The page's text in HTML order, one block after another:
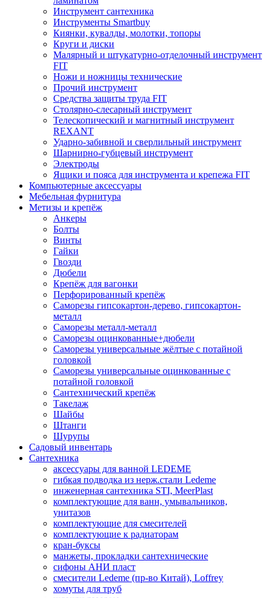
Инструмент сантехника
Инструменты Smartbuy
Киянки, кувалды, молотки, топоры
Круги и диски
Малярный и штукатурно-отделочный инструмент
FIT
Ножи и ножницы технические
Прочий инструмент
Средства защиты труда FIT
Столярно-слесарный инструмент
Телескопический и магнитный инструмент
REXANT
Ударно-забивной и сверлильный инструмент
Шарнирно-губцевый инструмент
Электроды
Ящики и пояса для инструмента и крепежа FIT
Компьютерные аксессуары
Мебельная фурнитура
Метизы и крепёж
Анкеры
Болты
Винты
Гайки
Гвозди
Дюбели
Крепёж для вагонки
Перфорированный крепёж
Саморезы гипсокартон-дерево, гипсокартон-
металл
Саморезы металл-металл
Саморезы оцинкованные+дюбели
Саморезы универсальные жёлтые с потайной
головкой
Саморезы универсальные оцинкованные с
потайной головкой
Сантехнический крепёж
Такелаж
Шайбы
Штанги
Шурупы
Садовый инвентарь
Сантехника
аксессуары для ванной LEDEME
гибкая подводка из нерж.стали Ledeme
инженерная сантехника STI, MeerPlast
комплектующие для ванн, умывальников,
унитазов
комплектующие для смесителей
комплектующие к радиаторам
кран-буксы
манжеты, прокладки сантехнические
сифоны АНИ пласт
смесители Ledeme (пр-во Китай), Loffrey
хомуты для труб